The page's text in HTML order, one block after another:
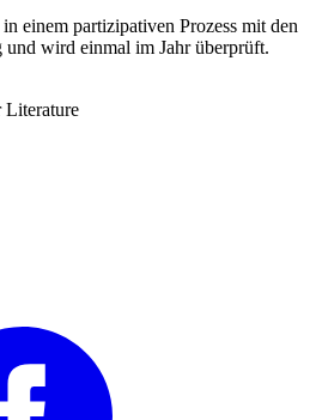
einem partizipativen Prozess mit den
wird einmal im Jahr überprüft.